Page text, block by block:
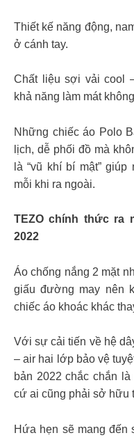
Thiết kế năng động,
ở cánh tay.
Chất liệu sợi vải cool
khả năng làm mát
Những chiếc áo Polo
lịch, dễ phối đồ mà
là “vũ khí bí mật”
mỗi khi ra ngoài.
TEZO chính thức ra
2022
Áo chống nắng 2 mặt
giấu đường may nên
chiếc áo khoác khác
Với sự cải tiến về hệ
– air hai lớp bảo vệ
bản 2022 chắc chắn
cứ ai cũng phải sở hữu
Hứa hẹn sẽ mang đến